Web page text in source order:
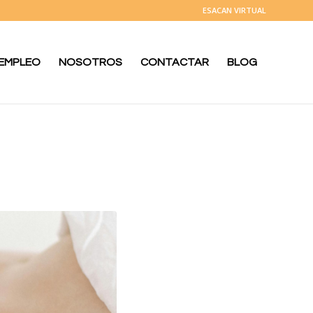
ESACAN VIRTUAL
NOSOTROS CONTACTAR BLOG